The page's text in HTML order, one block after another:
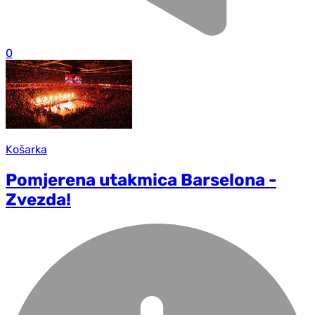
0
Košarka
Pomjerena utakmica Barselona -
Zvezda!